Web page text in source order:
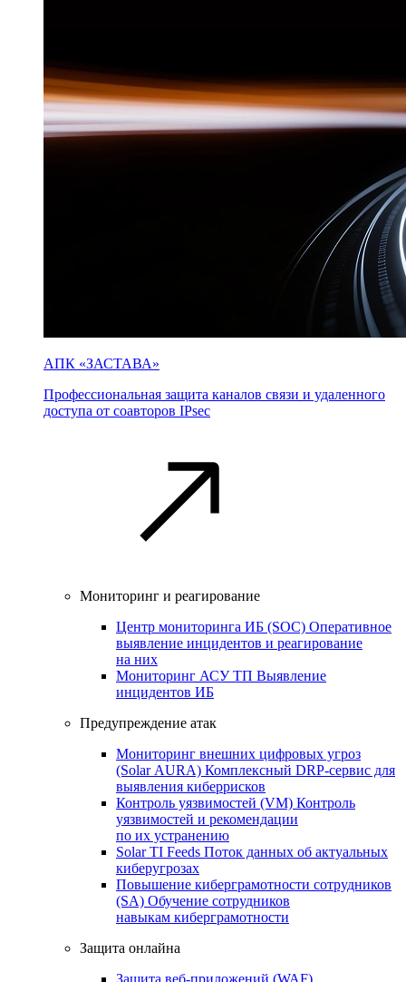
АПК «ЗАСТАВА»
Профессиональная защита каналов связи и удаленного
доступа от соавторов IPsec
Мониторинг и реагирование
Центр мониторинга ИБ (SOC) Оперативное
выявление инцидентов и реагирование
на них
Мониторинг АСУ ТП Выявление
инцидентов ИБ
Предупреждение атак
Мониторинг внешних цифровых угроз
(Solar AURA) Комплексный DRP-сервис для
выявления киберрисков
Контроль уязвимостей (VM) Контроль
уязвимостей и рекомендации
по их устранению
Solar TI Feeds Поток данных об актуальных
киберугрозах
Повышение киберграмотности сотрудников
(SA) Обучение сотрудников
навыкам киберграмотности
Защита онлайна
Защита веб-приложений (WAF)